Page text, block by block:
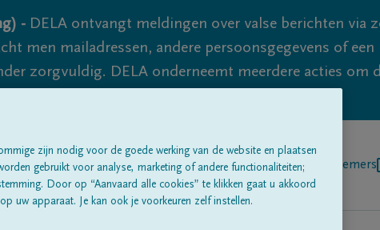
- DELA ontvangt meldingen over valse berichten via
men mailadressen, andere persoonsgegevens of
zorgvuldig. DELA onderneemt meerdere acties om
te sluiten, dus blijf waakzaam.
Alle rouwberichtenOver onsBegrafenisondernemers
zijn nodig voor de goede werking van de website en plaatsen
gebruikt voor analyse, marketing of andere functionaliteiten;
Door op “Aanvaard alle cookies” te klikken gaat u akkoord
uw apparaat. Je kan ook je voorkeuren zelf instellen.